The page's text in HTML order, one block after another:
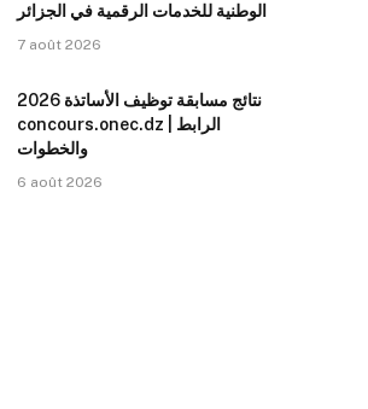
الوطنية للخدمات الرقمية في الجزائر
7 août 2026
نتائج مسابقة توظيف الأساتذة 2026
concours.onec.dz | الرابط
والخطوات
6 août 2026